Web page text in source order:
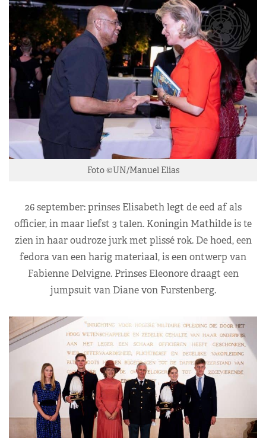
Foto ©UN/Manuel Elias
26 september: prinses Elisabeth legt de eed af als
officier, in maar liefst 3 talen. Koningin Mathilde is te
zien in haar oudroze jurk met plissé rok. De hoed, een
fedora van een harig materiaal, is een ontwerp van
Fabienne Delvigne. Prinses Eleonore draagt een
jumpsuit van Diane von Furstenberg.